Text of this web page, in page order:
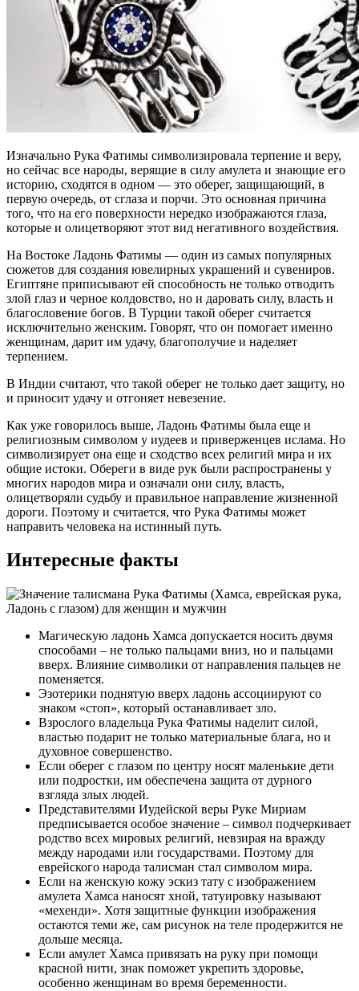
Изначально Рука Фатимы символизировала терпение и веру,
но сейчас все народы, верящие в силу амулета и знающие его
историю, сходятся в одном — это оберег, защищающий, в
первую очередь, от сглаза и порчи. Это основная причина
того, что на его поверхности нередко изображаются глаза,
которые и олицетворяют этот вид негативного воздействия.
На Востоке Ладонь Фатимы — один из самых популярных
сюжетов для создания ювелирных украшений и сувениров.
Египтяне приписывают ей способность не только отводить
злой глаз и черное колдовство, но и даровать силу, власть и
благословение богов. В Турции такой оберег считается
исключительно женским. Говорят, что он помогает именно
женщинам, дарит им удачу, благополучие и наделяет
терпением.
В Индии считают, что такой оберег не только дает защиту, но
и приносит удачу и отгоняет невезение.
Как уже говорилось выше, Ладонь Фатимы была еще и
религиозным символом у иудеев и приверженцев ислама. Но
символизирует она еще и сходство всех религий мира и их
общие истоки. Обереги в виде рук были распространены у
многих народов мира и означали они силу, власть,
олицетворяли судьбу и правильное направление жизненной
дороги. Поэтому и считается, что Рука Фатимы может
направить человека на истинный путь.
Интересные факты
Магическую ладонь Хамса допускается носить двумя
способами – не только пальцами вниз, но и пальцами
вверх. Влияние символики от направления пальцев не
поменяется.
Эзотерики поднятую вверх ладонь ассоциируют со
знаком «стоп», который останавливает зло.
Взрослого владельца Рука Фатимы наделит силой,
властью подарит не только материальные блага, но и
духовное совершенство.
Если оберег с глазом по центру носят маленькие дети
или подростки, им обеспечена защита от дурного
взгляда злых людей.
Представителями Иудейской веры Руке Мириам
предписывается особое значение – символ подчеркивает
родство всех мировых религий, невзирая на вражду
между народами или государствами. Поэтому для
еврейского народа талисман стал символом мира.
Если на женскую кожу эскиз тату с изображением
амулета Хамса наносят хной, татуировку называют
«мехенди». Хотя защитные функции изображения
остаются теми же, сам рисунок на теле продержится не
дольше месяца.
Если амулет Хамса привязать на руку при помощи
красной нити, знак поможет укрепить здоровье,
особенно женщинам во время беременности.